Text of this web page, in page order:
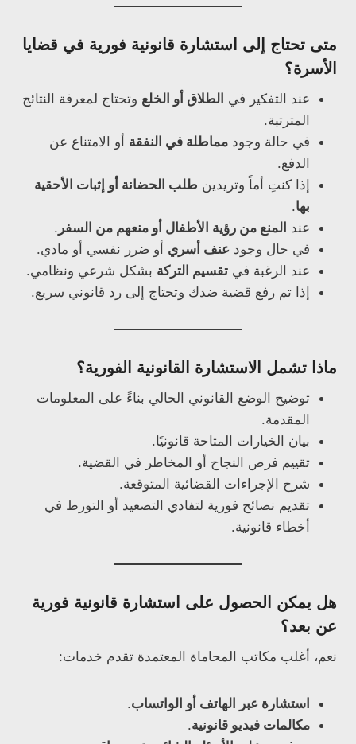
متى تحتاج إلى استشارة قانونية فورية في قضايا
الأسرة؟
عند التفكير في الطلاق أو الخلع وتحتاج لمعرفة النتائج
المترتبة.
في حالة وجود مماطلة في النفقة أو الامتناع عن
الدفع.
إذا كنتِ أماً وتريدين طلب الحضانة أو إثبات الأحقية
بها.
عند المنع من رؤية الأطفال أو منعهم من السفر .
في حال وجود عنف أسري أو ضرر نفسي أو مادي.
عند الرغبة في تقسيم التركة بشكل شرعي ونظامي.
إذا تم رفع قضية ضدك وتحتاج إلى رد قانوني سريع.
ماذا تشمل الاستشارة القانونية الفورية؟
توضيح الوضع القانوني الحالي بناءً على المعلومات
المقدمة.
بيان الخيارات المتاحة قانونيًا.
تقييم فرص النجاح أو المخاطر في القضية.
شرح الإجراءات القضائية المتوقعة.
تقديم نصائح فورية لتفادي التصعيد أو التورط في
أخطاء قانونية.
هل يمكن الحصول على استشارة قانونية فورية
عن بعد؟
نعم، أغلب مكاتب المحاماة المعتمدة تقدم خدمات:
استشارة عبر الهاتف أو الواتساب.
مكالمات فيديو قانونية.